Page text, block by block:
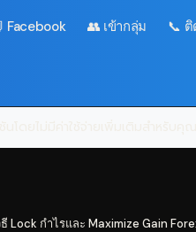
Facebook 👥 เข้ากลุ่ม 📞 ติ
Lock กำไรและ Maximize Gain